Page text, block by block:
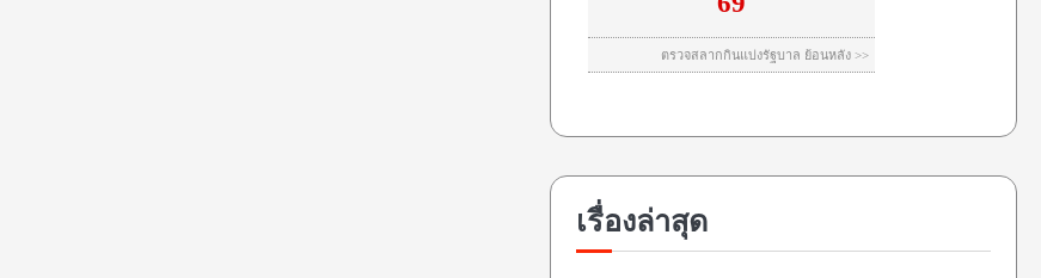
เรื่องล่าสุด